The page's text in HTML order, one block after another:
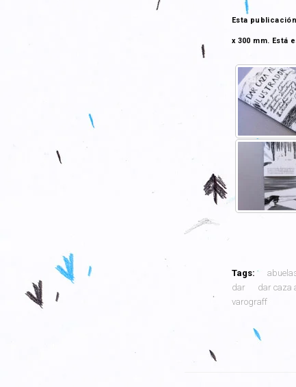
Esta
x 300 mm. Está
Tags:
dar
dar caza
varograff